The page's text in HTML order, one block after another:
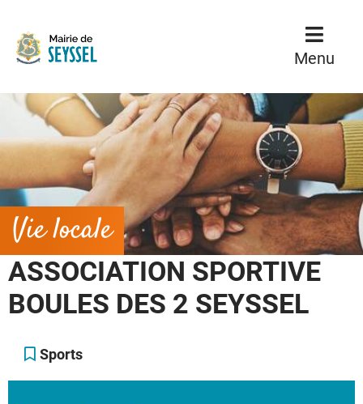
Menu
Vie locale
ASSOCIATION SPORTIVE
BOULES DES 2 SEYSSEL
Sports